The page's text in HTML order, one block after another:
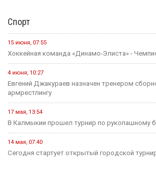
Спорт
15 июня, 07:55
Хоккейная команда «Динамо-Элиста» -
4 июня, 10:27
Евгений Джакураев назначен тренером
армрестлингу
17 мая, 13:54
В Калмыкии прошел турнир по рукопашному
14 мая, 07:40
Сегодня стартует открытый городской